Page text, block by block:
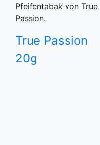
Pfeifentabak von True
Passion.
True Passion
20g